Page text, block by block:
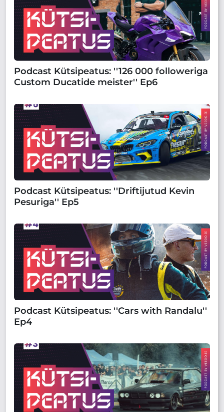
Podcast Kütsipeatus: ''126 000 followeriga
Custom Ducatide meister'' Ep6
Podcast Kütsipeatus: ''Driftijutud Kevin
Pesuriga'' Ep5
Podcast Kütsipeatus: ''Cars with Randalu''
Ep4